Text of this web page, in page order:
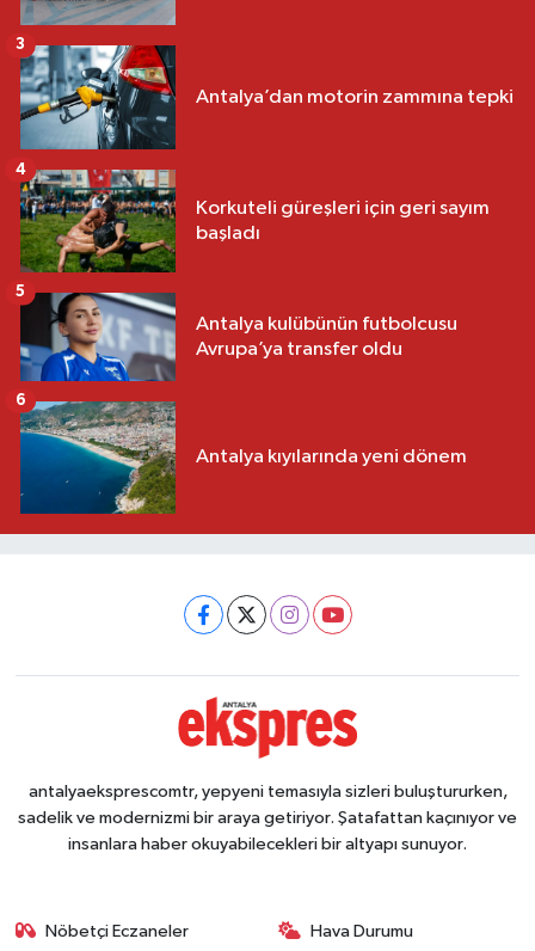
Antalya’dan motorin zammına tepki
3
Korkuteli güreşleri için geri sayım
başladı
4
Antalya kulübünün futbolcusu
Avrupa’ya transfer oldu
5
Antalya kıyılarında yeni dönem
6
antalyaeksprescomtr, yepyeni temasıyla sizleri buluştururken,
sadelik ve modernizmi bir araya getiriyor. Şatafattan kaçınıyor ve
insanlara haber okuyabilecekleri bir altyapı sunuyor.
Nöbetçi Eczaneler Hava Durumu